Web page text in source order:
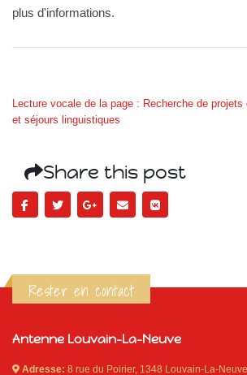
plus d'informations.
Lecture vocale de la page : Recherche de
et séjours linguistiques
Share this post
Rester en contact
Antenne Louvain-La-Neuve
Adresse: 8 rue du Poirier, 1348 Louvain-La-Neuve